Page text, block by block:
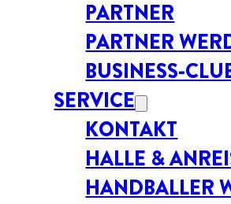
PARTNER
PARTNER
BUSINESS-
SERVICE
KONTAKT
HALLE &
HANDBALLER